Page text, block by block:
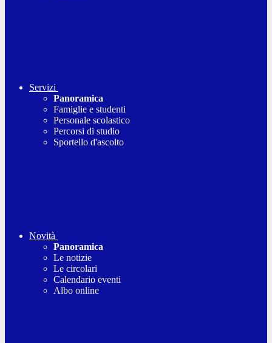
Servizi
Panoramica
Famiglie e studenti
Personale scolastico
Percorsi di studio
Sportello d'ascolto
Novità
Panoramica
Le notizie
Le circolari
Calendario eventi
Albo online